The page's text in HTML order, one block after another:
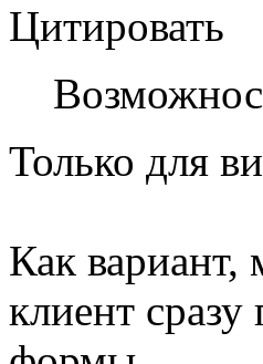
Цитировать
Только для
Как вариант,
клиент сразу